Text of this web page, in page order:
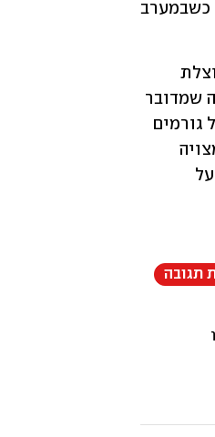
תגובה
זה כמו לומר שלא איכפת לך